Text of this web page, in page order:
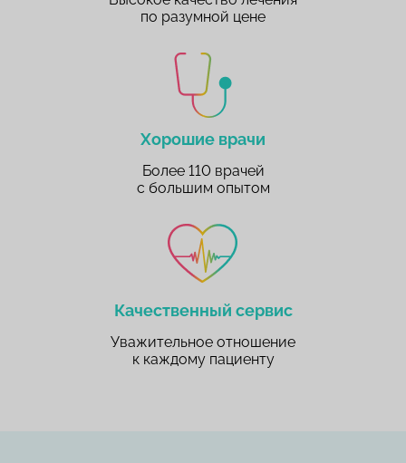
по разумной цене
Хорошие врачи
Более 110 врачей
с большим опытом
Качественный сервис
Уважительное отношение
к каждому пациенту